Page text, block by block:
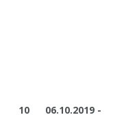
10
06.10.2019 -